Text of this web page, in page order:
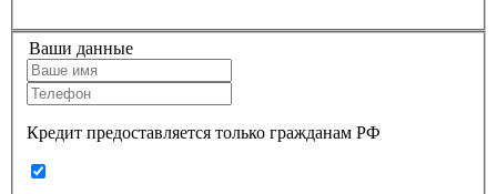
Ваши данные
Кредит предоставляется только гражданам РФ